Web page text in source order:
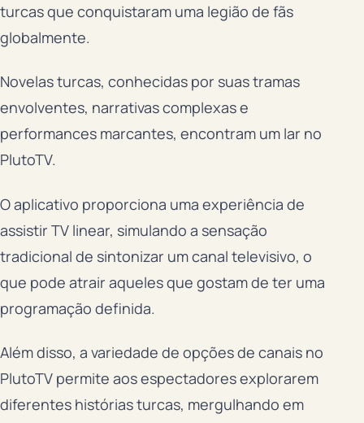
turcas que conquistaram uma legião de fãs
globalmente.
Novelas turcas, conhecidas por suas tramas
envolventes, narrativas complexas e
performances marcantes, encontram um lar no
PlutoTV.
O aplicativo proporciona uma experiência de
assistir TV linear, simulando a sensação
tradicional de sintonizar um canal televisivo, o
que pode atrair aqueles que gostam de ter uma
programação definida.
Além disso, a variedade de opções de canais no
PlutoTV permite aos espectadores explorarem
diferentes histórias turcas, mergulhando em